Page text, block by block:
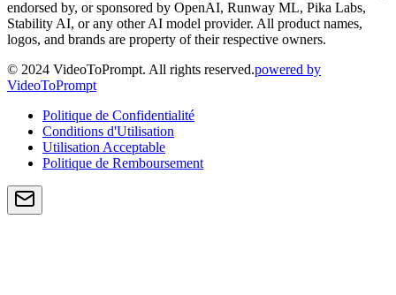
endorsed by, or sponsored by OpenAI, Runway ML, Pika Labs,
Stability AI, or any other AI model provider. All product names,
logos, and brands are property of their respective owners.
© 2024 VideoToPrompt. All rights reserved.powered by
VideoToPrompt
Politique de Confidentialité
Conditions d'Utilisation
Utilisation Acceptable
Politique de Remboursement